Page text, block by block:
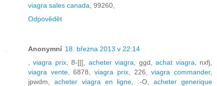
viagra sales canada , 99260,
Odpovědět
Anonymní 18. března 2013 v 22:14
,viagra prix, 8-[[[, acheter viagra , ggd,achat viagra , nxfj,
viagra vente, 6878,viagra prix, 226,viagra commander,
jpwdm, acheter viagra en ligne , :-O,acheter generique